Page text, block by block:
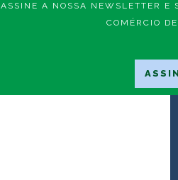
ASSINE A NOSSA NEWSLETTER E
COMÉRCIO